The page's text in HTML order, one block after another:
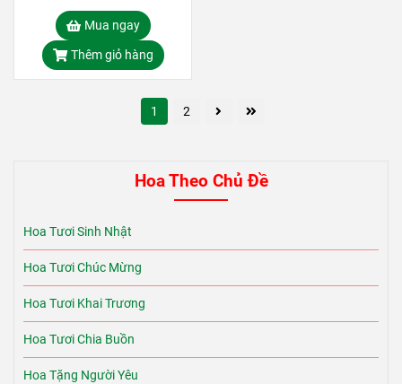
Mua ngay
Thêm giỏ hàng
1 2
Hoa Theo Chủ Đề
Hoa Tươi Sinh Nhật
Hoa Tươi Chúc Mừng
Hoa Tươi Khai Trương
Hoa Tươi Chia Buồn
Hoa Tặng Người Yêu